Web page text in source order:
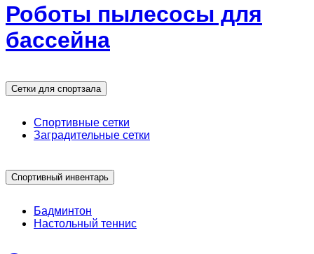
Роботы пылесосы для
бассейна
Сетки для спортзала
Спортивные сетки
Заградительные сетки
Спортивный инвентарь
Бадминтон
Настольный теннис